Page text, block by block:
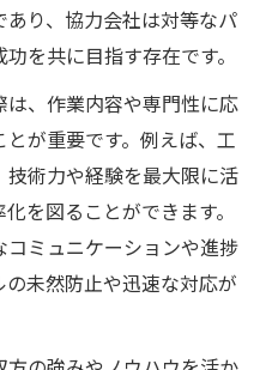
り、協力会社は対等なパ
を共に目指す存在です。
、作業内容や専門性に応
が重要です。例えば、工
術力や経験を最大限に活
を図ることができます。
ミュニケーションや進捗
未然防止や迅速な対応が